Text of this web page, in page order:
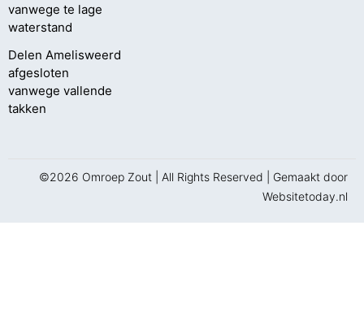
vanwege te lage
waterstand
Delen Amelisweerd
afgesloten
vanwege vallende
takken
©2026 Omroep Zout | All Rights Reserved | Gemaakt door
Websitetoday.nl